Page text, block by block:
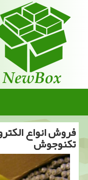
فروش انواع
تكنوجوش